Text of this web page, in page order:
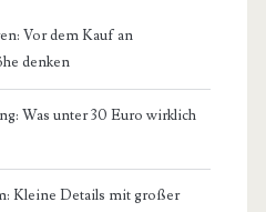
Vor dem Kauf an
denken
Was unter 30 Euro wirklich
Kleine Details mit großer